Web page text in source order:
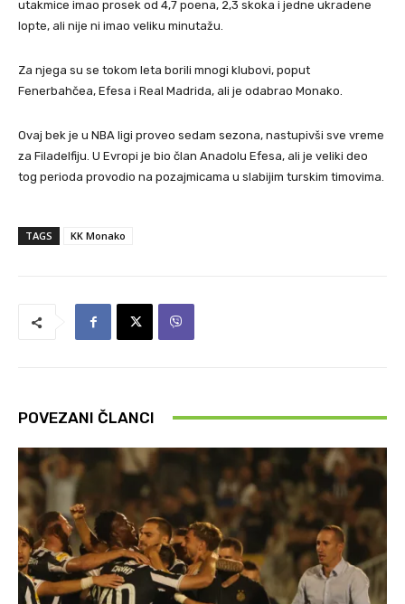
utakmice imao prosek od 4,7 poena, 2,3 skoka i jedne ukradene
lopte, ali nije ni imao veliku minutažu.
Za njega su se tokom leta borili mnogi klubovi, poput
Fenerbahčea, Efesa i Real Madrida, ali je odabrao Monako.
Ovaj bek je u NBA ligi proveo sedam sezona, nastupivši sve vreme
za Filadelfiju. U Evropi je bio član Anadolu Efesa, ali je veliki deo
tog perioda provodio na pozajmicama u slabijim turskim timovima.
TAGS KK Monako
POVEZANI ČLANCI